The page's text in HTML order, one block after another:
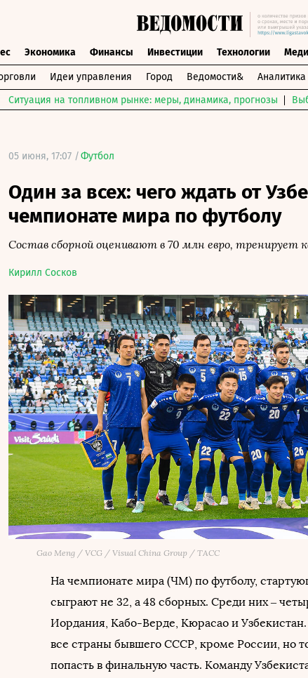
Экономика Финансы Инвестиции Технологии
Идеи управления Город Ведомости& Аналитика
Ситуация на топливном рынке: меры, динамика, прогнозы
05 июня, 17:07 /Футбол
Один за всех: чего ждать от
чемпионате мира по футболу
Состав сборной оценивают в 70 млн евро, тренирует
Кирилл Сосков
Gao Meng / VCG / Visual China Group / ТАСС
На чемпионате мира (ЧМ) по футболу,
сыграют не 32, а 48 сборных. Среди них –
Иордания, Кабо-Верде, Кюрасао и Узбекистан.
все страны бывшего СССР, кроме России, но
попасть в финальную часть. Команду